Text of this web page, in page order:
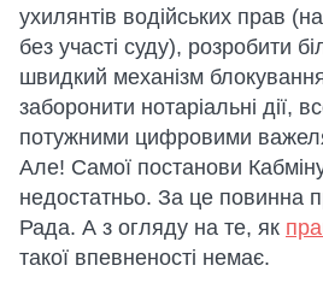
ухилянтів водійських прав
без участі суду), розробити
швидкий механізм
заборонити нотаріальні дії,
потужними цифровими
Але! Самої постанови
недостатньо. За це повинна
Рада. А з огляду на те, як
такої впевненості немає.